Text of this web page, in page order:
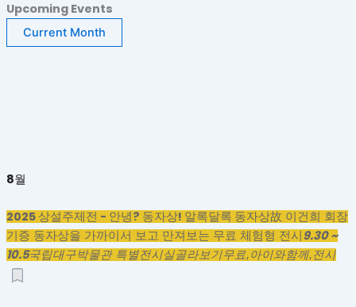
Upcoming Events
Current Month
8월
2025 상설주제전 - 안녕? 동자상! 알록달록 동자상故 이건희 회장
기증 동자상을 가까이서 보고 만져보는 무료 체험형 전시 9.30 ~
10.5국립대구박물관 특별전시실골라보기무료,아이와함께,전시